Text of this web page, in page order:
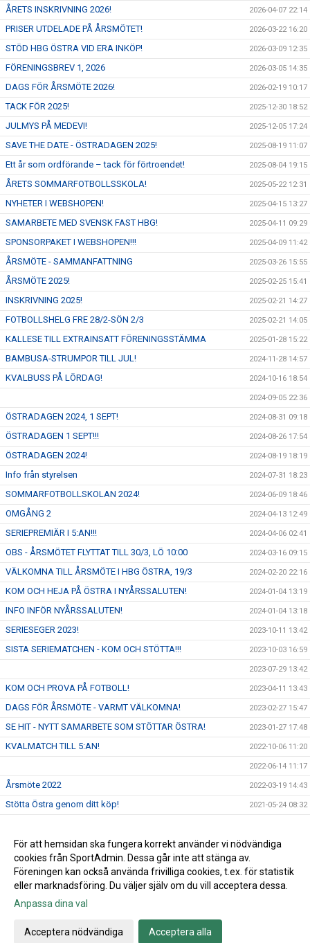
ÅRETS INSKRIVNING 2026! 2026-04-07 22:14
PRISER UTDELADE PÅ ÅRSMÖTET! 2026-03-22 16:20
STÖD HBG ÖSTRA VID ERA INKÖP! 2026-03-09 12:35
FÖRENINGSBREV 1, 2026 2026-03-05 14:35
DAGS FÖR ÅRSMÖTE 2026! 2026-02-19 10:17
TACK FÖR 2025! 2025-12-30 18:52
JULMYS PÅ MEDEVI! 2025-12-05 17:24
SAVE THE DATE - ÖSTRADAGEN 2025! 2025-08-19 11:07
Ett år som ordförande – tack för förtroendet! 2025-08-04 19:15
ÅRETS SOMMARFOTBOLLSSKOLA! 2025-05-22 12:31
NYHETER I WEBSHOPEN! 2025-04-15 13:27
SAMARBETE MED SVENSK FAST HBG! 2025-04-11 09:29
SPONSORPAKET I WEBSHOPEN!!! 2025-04-09 11:42
ÅRSMÖTE - SAMMANFATTNING 2025-03-26 15:55
ÅRSMÖTE 2025! 2025-02-25 15:41
INSKRIVNING 2025! 2025-02-21 14:27
FOTBOLLSHELG FRE 28/2-SÖN 2/3 2025-02-21 14:05
KALLESE TILL EXTRAINSATT FÖRENINGSSTÄMMA 2025-01-28 15:22
BAMBUSA-STRUMPOR TILL JUL! 2024-11-28 14:57
KVALBUSS PÅ LÖRDAG! 2024-10-16 18:54
2024-09-05 22:36
ÖSTRADAGEN 2024, 1 SEPT! 2024-08-31 09:18
ÖSTRADAGEN 1 SEPT!!! 2024-08-26 17:54
ÖSTRADAGEN 2024! 2024-08-19 18:19
Info från styrelsen 2024-07-31 18:23
SOMMARFOTBOLLSKOLAN 2024! 2024-06-09 18:46
OMGÅNG 2 2024-04-13 12:49
SERIEPREMIÄR I 5:AN!!! 2024-04-06 02:41
OBS - ÅRSMÖTET FLYTTAT TILL 30/3, LÖ 10:00 2024-03-16 09:15
VÄLKOMNA TILL ÅRSMÖTE I HBG ÖSTRA, 19/3 2024-02-20 22:16
KOM OCH HEJA PÅ ÖSTRA I NYÅRSSALUTEN! 2024-01-04 13:19
INFO INFÖR NYÅRSSALUTEN! 2024-01-04 13:18
SERIESEGER 2023! 2023-10-11 13:42
SISTA SERIEMATCHEN - KOM OCH STÖTTA!!! 2023-10-03 16:59
2023-07-29 13:42
KOM OCH PROVA PÅ FOTBOLL! 2023-04-11 13:43
DAGS FÖR ÅRSMÖTE - VARMT VÄLKOMNA! 2023-02-27 15:47
SE HIT - NYTT SAMARBETE SOM STÖTTAR ÖSTRA! 2023-01-27 17:48
KVALMATCH TILL 5:AN! 2022-10-06 11:20
2022-06-14 11:17
Årsmöte 2022 2022-03-19 14:43
Stötta Östra genom ditt köp! 2021-05-24 08:32
Nya riktlinjer från Skånes fotbollsförbund 2021-03-08 10:59
All inomhusträning inställd 2020-12-19 10:44
Gå till Webbversion
För att hemsidan ska fungera korrekt använder vi nödvändiga
cookies från SportAdmin. Dessa går inte att stänga av.
Föreningen kan också använda frivilliga cookies, t.ex. för statistik
eller marknadsföring. Du väljer själv om du vill acceptera dessa.
Anpassa dina val
Acceptera nödvändiga Acceptera alla